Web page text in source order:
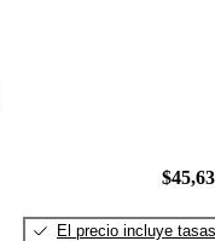
El precio incluye tasas